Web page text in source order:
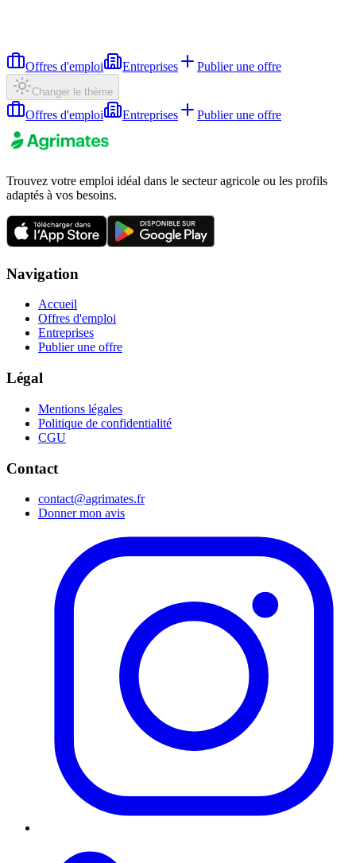
Offres d'emploi Entreprises Publier une offre
Changer le thème
Offres d'emploi Entreprises Publier une offre
Trouvez votre emploi idéal dans le secteur agricole ou les profils
adaptés à vos besoins.
Navigation
Accueil
Offres d'emploi
Entreprises
Publier une offre
Légal
Mentions légales
Politique de confidentialité
CGU
Contact
contact@agrimates.fr
Donner mon avis